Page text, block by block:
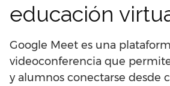
educación
Google Meet es una
videoconferencia que
y alumnos conectarse desde